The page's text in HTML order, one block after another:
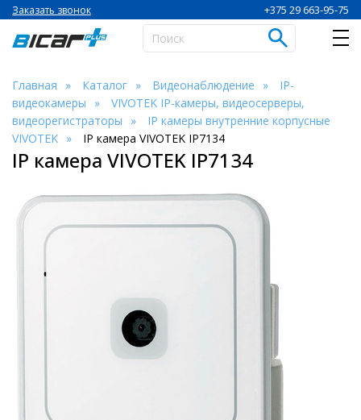
+375 29 663-95-75
Заказать звонок
Главная Каталог Видеонаблюдение
IP-
видеокамеры
VIVOTEK IP-камеры, видеосерверы,
видеорегистраторы
IP камеры внутренние корпусные
VIVOTEK
IP камера VIVOTEK IP7134
IP камера VIVOTEK IP7134